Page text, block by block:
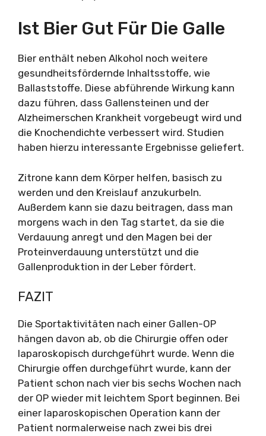
Ist Bier Gut Für Die Galle
Bier enthält neben Alkohol noch weitere
gesundheitsfördernde Inhaltsstoffe, wie
Ballaststoffe. Diese abführende Wirkung kann
dazu führen, dass Gallensteinen und der
Alzheimerschen Krankheit vorgebeugt wird und
die Knochendichte verbessert wird. Studien
haben hierzu interessante Ergebnisse geliefert.
Zitrone kann dem Körper helfen, basisch zu
werden und den Kreislauf anzukurbeln.
Außerdem kann sie dazu beitragen, dass man
morgens wach in den Tag startet, da sie die
Verdauung anregt und den Magen bei der
Proteinverdauung unterstützt und die
Gallenproduktion in der Leber fördert.
FAZIT
Die Sportaktivitäten nach einer Gallen-OP
hängen davon ab, ob die Chirurgie offen oder
laparoskopisch durchgeführt wurde. Wenn die
Chirurgie offen durchgeführt wurde, kann der
Patient schon nach vier bis sechs Wochen nach
der OP wieder mit leichtem Sport beginnen. Bei
einer laparoskopischen Operation kann der
Patient normalerweise nach zwei bis drei